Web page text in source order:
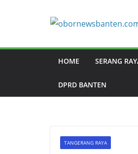
HOME SERANG
DPRD BANTEN
TANGERANG RAYA